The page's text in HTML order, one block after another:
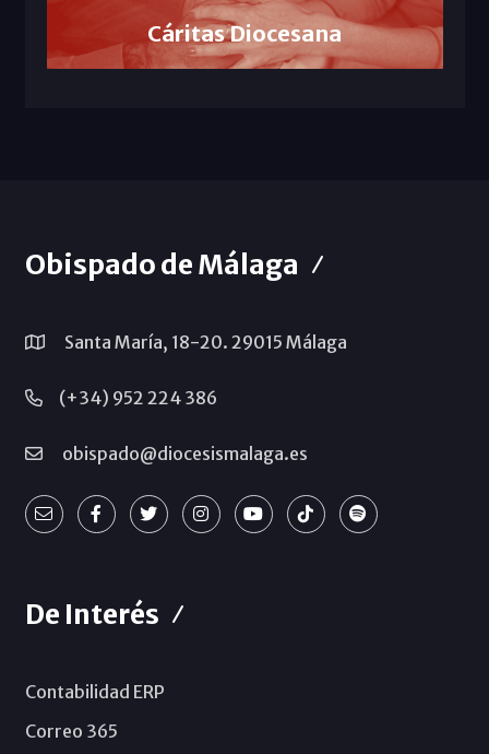
Cáritas Diocesana
Obispado de Málaga
Santa María, 18-20. 29015 Málaga
(+34) 952 224 386
obispado@diocesismalaga.es
De Interés
Contabilidad ERP
Correo 365